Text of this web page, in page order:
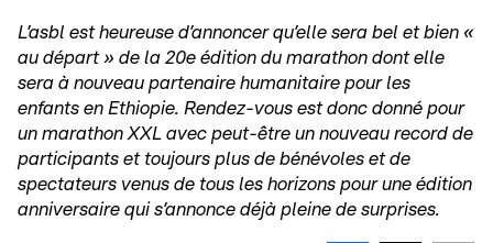
L’asbl est heureuse d’annoncer qu’elle sera bel et bien «
au départ » de la 20e édition du marathon dont elle
sera à nouveau partenaire humanitaire pour les
enfants en Ethiopie. Rendez-vous est donc donné pour
un marathon XXL avec peut-être un nouveau record de
participants et toujours plus de bénévoles et de
spectateurs venus de tous les horizons pour une édition
anniversaire qui s’annonce déjà pleine de surprises.